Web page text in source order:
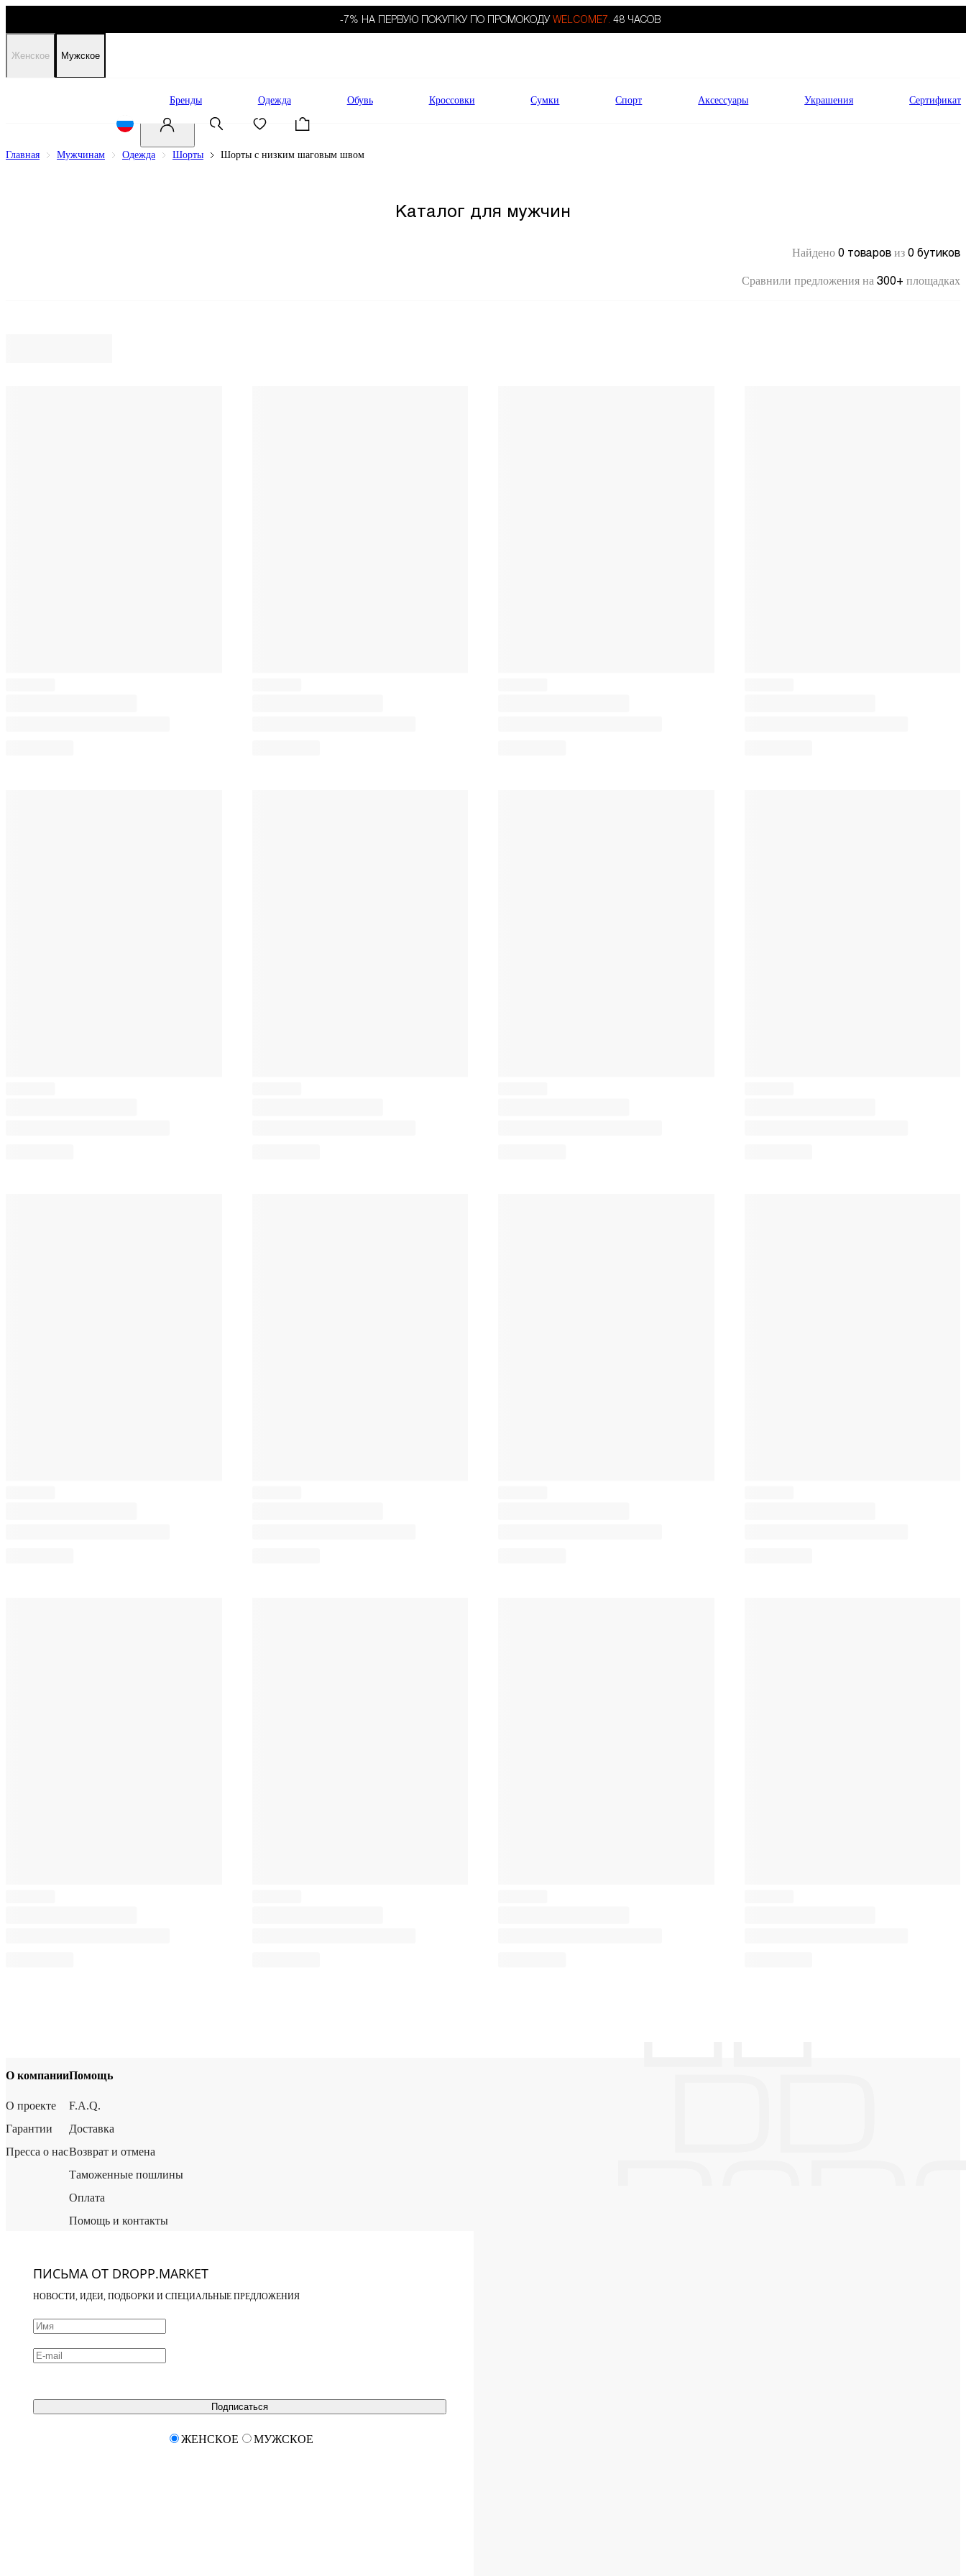
-7% НА ПЕРВУЮ ПОКУПКУ ПО ПРОМОКОДУ WELCOME7. 48 ЧАСОВ
Женское Мужское
Бренды Одежда Обувь Кроссовки Сумки Спорт Аксессуары Украшения Сертификат
Главная Мужчинам Одежда Шорты Шорты с низким шаговым швом
Каталог для мужчин
Найдено 0 товаров из 0 бутиков
Сравнили предложения на 300+ площадках
О компании
О проекте
Гарантии
Пресса о нас
Помощь
F.A.Q.
Доставка
Возврат и отмена
Таможенные пошлины
Оплата
Помощь и контакты
ПИСЬМА ОТ DROPP.MARKET
НОВОСТИ, ИДЕИ, ПОДБОРКИ И СПЕЦИАЛЬНЫЕ ПРЕДЛОЖЕНИЯ
Подписаться
ЖЕНСКОЕ МУЖСКОЕ